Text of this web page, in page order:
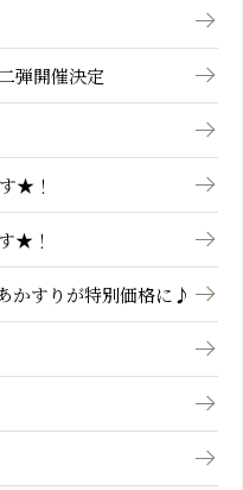
弾開催決定
★！
★！
すりが特別価格に♪